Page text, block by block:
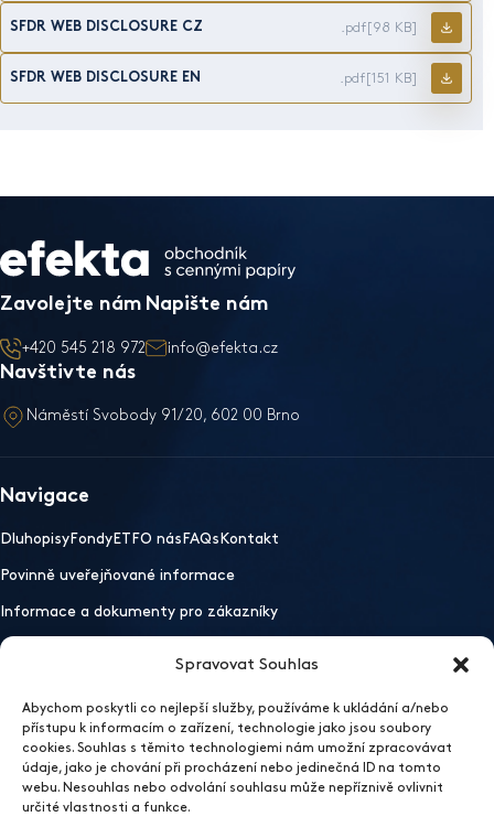
Spravovat Souhlas
Abychom poskytli co nejlepší služby, používáme k ukládání a/nebo
přístupu k informacím o zařízení, technologie jako jsou soubory
cookies. Souhlas s těmito technologiemi nám umožní zpracovávat
údaje, jako je chování při procházení nebo jedinečná ID na tomto
webu. Nesouhlas nebo odvolání souhlasu může nepříznivě ovlivnit
určité vlastnosti a funkce.
SFDR WEB DISCLOSURE CZ .pdf [98 KB]
SFDR WEB DISCLOSURE EN .pdf [151 KB]
Zavolejte nám
+420 545 218 972
Napište nám
info@efekta.cz
Navštivte nás
Náměstí Svobody 91/20, 602 00 Brno
Navigace
Dluhopisy Fondy ETFO nás FAQs Kontakt
Povinně uveřejňované informace
Informace a dokumenty pro zákazníky
Mobilní aplikaceOchrana osobních údajůWhistleblowing
Otevřít nastavení preferencí cookies
2026 EFEKTA obchodník s cennými papíry
Sídlo